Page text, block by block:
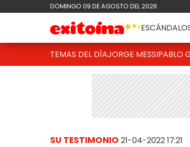
DOMINGO 09 DE AGOSTO DEL 2026
TEMAS DEL DÍAJORGE MESSIPABLO
SU TESTIMONIO 21-04-2022 17:21